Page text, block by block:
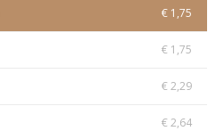
€ 1,75
€ 1,75
€ 2,29
€ 2,64